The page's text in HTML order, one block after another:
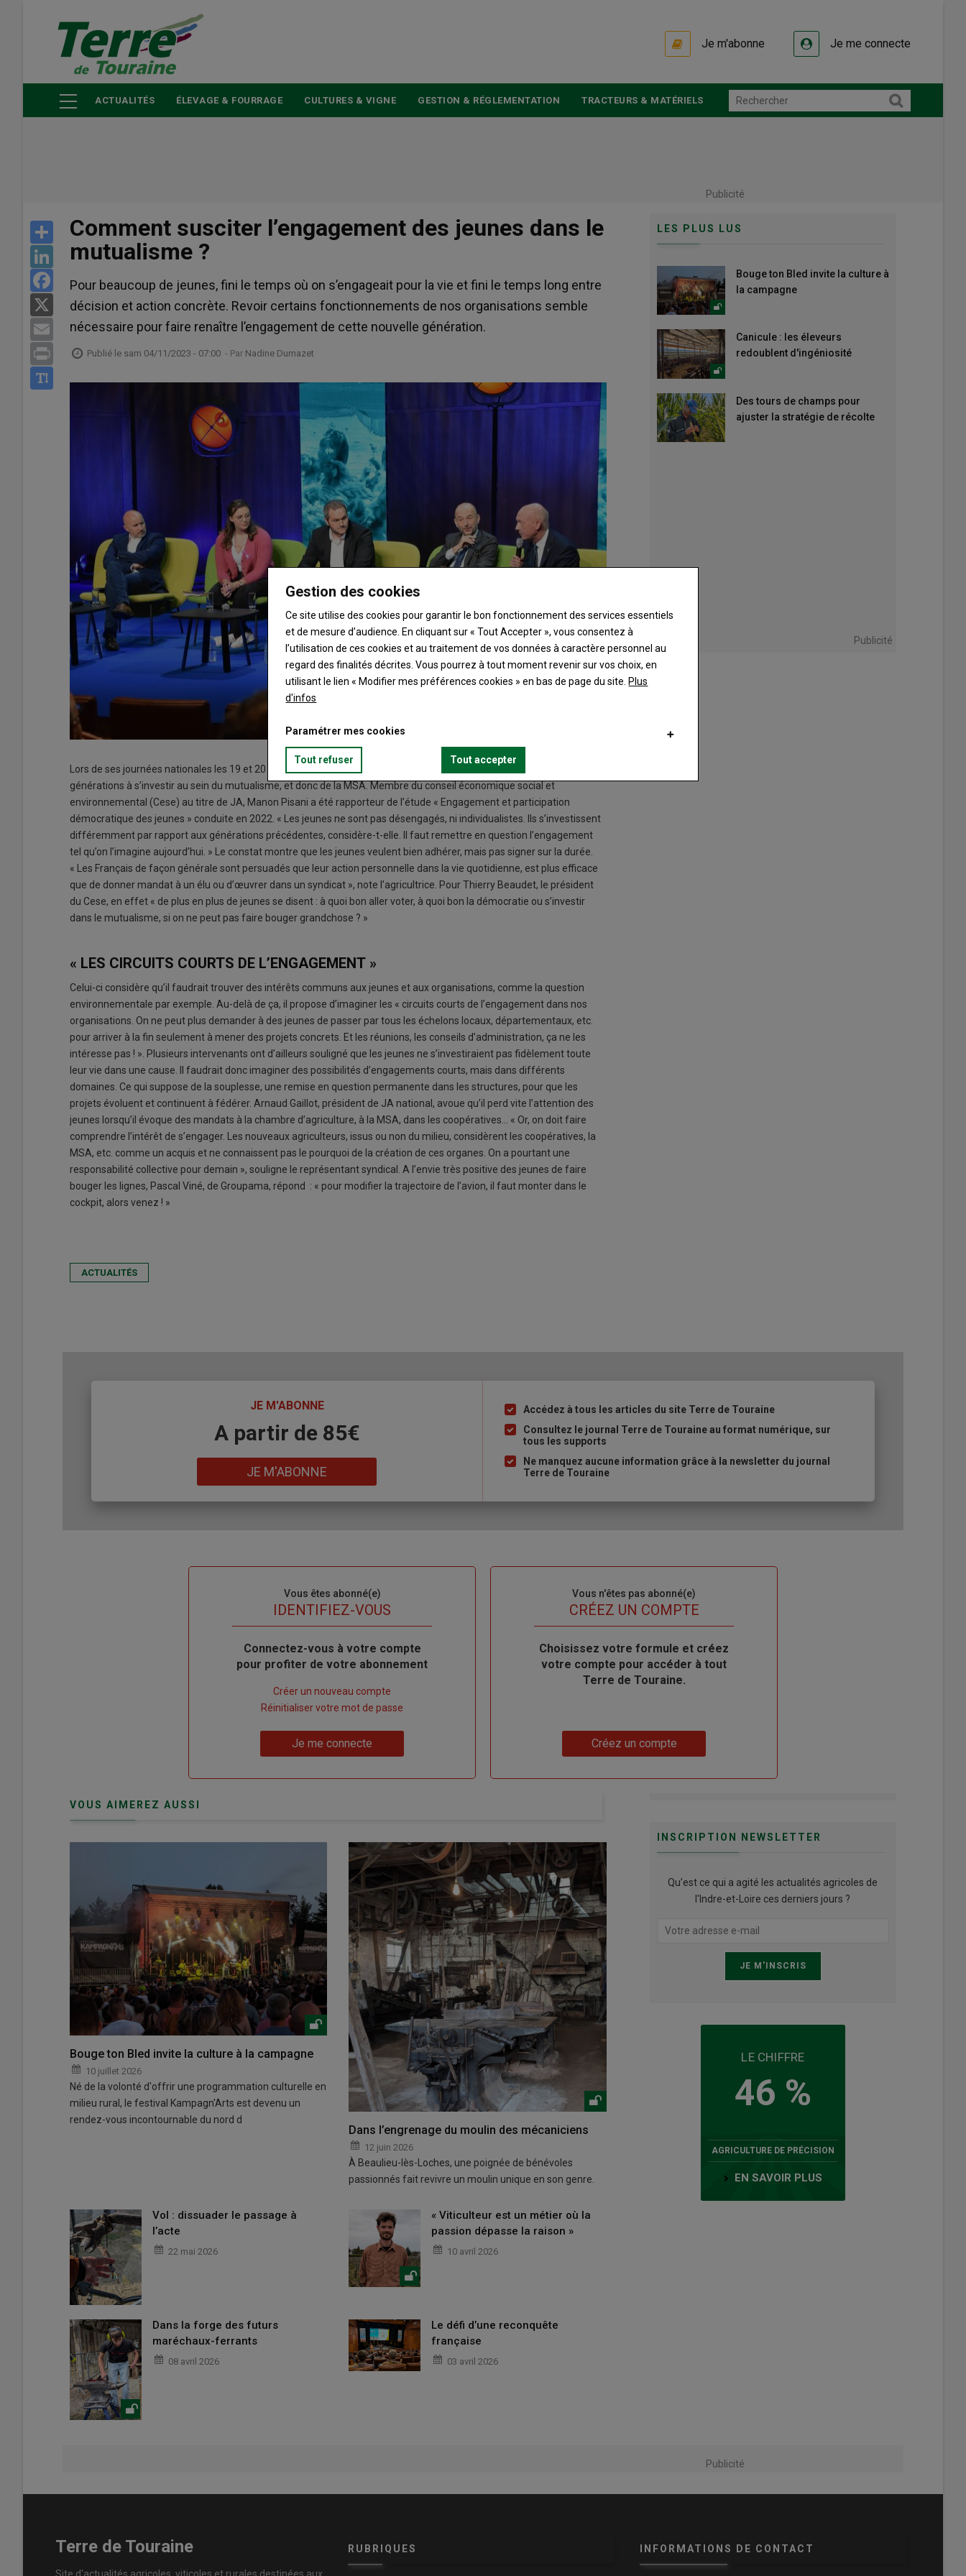
principal
Je m'abonne Je me connecte
ACTUALITÉS ÉLEVAGE & FOURRAGE CULTURES & VIGNE GESTION & RÉGLEMENTATION TRACTEURS & MATÉRIELS
Publicité
Share
LinkedIn
Facebook
Email
Print
Comment susciter l’engagement des jeunes dans le
mutualisme ?
Pour beaucoup de jeunes, fini le temps où on s’engageait pour la vie et fini le temps long entre
décision et action concrète. Revoir certains fonctionnements de nos organisations semble
nécessaire pour faire renaître l’engagement de cette nouvelle génération.
Publié le sam 04/11/2023 - 07:00 - Par Nadine Dumazet
Lors de ses journées nationales les 19 et 20 octobre à Tours, la MSA a planché sur les moyens d’inciter les jeunes
générations à s’investir au sein du mutualisme, et donc de la MSA. Membre du conseil économique social et
environnemental (Cese) au titre de JA, Manon Pisani a été rapporteur de l’étude « Engagement et participation
démocratique des jeunes » conduite en 2022. « Les jeunes ne sont pas désengagés, ni individualistes. Ils s’investissent
différemment par rapport aux générations précédentes, considère-t-elle. Il faut remettre en question l’engagement
tel qu’on l’imagine aujourd’hui. » Le constat montre que les jeunes veulent bien adhérer, mais pas signer sur la durée.
« Les Français de façon générale sont persuadés que leur action personnelle dans la vie quotidienne, est plus efficace
que de donner mandat à un élu ou d’œuvrer dans un syndicat », note l’agricultrice. Pour Thierry Beaudet, le président
du Cese, en effet « de plus en plus de jeunes se disent : à quoi bon aller voter, à quoi bon la démocratie ou s’investir
dans le mutualisme, si on ne peut pas faire bouger grandchose ? »
« LES CIRCUITS COURTS DE L’ENGAGEMENT »
Celui-ci considère qu’il faudrait trouver des intérêts communs aux jeunes et aux organisations, comme la question
environnementale par exemple. Au-delà de ça, il propose d’imaginer les « circuits courts de l’engagement dans nos
organisations. On ne peut plus demander à des jeunes de passer par tous les échelons locaux, départementaux, etc.
pour arriver à la fin seulement à mener des projets concrets. Et les réunions, les conseils d’administration, ça ne les
intéresse pas ! ». Plusieurs intervenants ont d’ailleurs souligné que les jeunes ne s’investiraient pas fidèlement toute
leur vie dans une cause. Il faudrait donc imaginer des possibilités d’engagements courts, mais dans différents
domaines. Ce qui suppose de la souplesse, une remise en question permanente dans les structures, pour que les
projets évoluent et continuent à fédérer. Arnaud Gaillot, président de JA national, avoue qu’il perd vite l’attention des
jeunes lorsqu’il évoque des mandats à la chambre d’agriculture, à la MSA, dans les coopératives… « Or, on doit faire
comprendre l’intérêt de s’engager. Les nouveaux agriculteurs, issus ou non du milieu, considèrent les coopératives, la
MSA, etc. comme un acquis et ne connaissent pas le pourquoi de la création de ces organes. On a pourtant une
responsabilité collective pour demain », souligne le représentant syndical. A l’envie très positive des jeunes de faire
bouger les lignes, Pascal Viné, de Groupama, répond : « pour modifier la trajectoire de l’avion, il faut monter dans le
cockpit, alors venez ! »
ACTUALITÉS
LES PLUS LUS
Bouge ton Bled invite la culture à
la campagne
Canicule : les éleveurs
redoublent d'ingéniosité
Des tours de champs pour
ajuster la stratégie de récolte
Publicité
JE M'ABONNE
A partir de 85€
JE M'ABONNE
Liste
à
puce
Accédez à tous les articles du site Terre de Touraine
Consultez le journal Terre de Touraine au format numérique, sur
tous les supports
Ne manquez aucune information grâce à la newsletter du journal
Terre de Touraine
Vous êtes abonné(e)
IDENTIFIEZ-VOUS
Body
Connectez-vous à votre compte
pour profiter de votre abonnement
compte"
Créer un nouveau compte
Réinitialiser votre mot de passe
Je me connecte
Vous n'êtes pas abonné(e)
TITRECRÉEZ UN COMPTE
Body
Choisissez votre formule et créez
votre compte pour accéder à tout
Terre de Touraine.
Créez un compte
VOUS AIMEREZ AUSSI
Bouge ton Bled invite la culture à la campagne
10 juillet 2026
Né de la volonté d'offrir une programmation culturelle en
milieu rural, le festival Kampagn'Arts est devenu un
rendez-vous incontournable du nord d
Dans l’engrenage du moulin des mécaniciens
12 juin 2026
À Beaulieu-lès-Loches, une poignée de bénévoles
passionnés fait revivre un moulin unique en son genre.
Vol : dissuader le passage à
l’acte
22 mai 2026
« Viticulteur est un métier où la
passion dépasse la raison »
10 avril 2026
Dans la forge des futurs
maréchaux-ferrants
08 avril 2026
Le défi d’une reconquête
française
03 avril 2026
INSCRIPTION NEWSLETTER
Qu’est ce qui a agité les actualités agricoles de
l'Indre-et-Loire ces derniers jours ?
LE CHIFFRE
46 %
AGRICULTURE DE PRÉCISION
EN SAVOIR PLUS
Publicité
Terre de Touraine RUBRIQUES INFORMATIONS DE CONTACT
Gestion des cookies
Ce site utilise des cookies pour garantir le bon fonctionnement des services essentiels
et de mesure d’audience. En cliquant sur « Tout Accepter », vous consentez à
l’utilisation de ces cookies et au traitement de vos données à caractère personnel au
regard des finalités décrites. Vous pourrez à tout moment revenir sur vos choix, en
utilisant le lien « Modifier mes préférences cookies » en bas de page du site. Plus
d'infos
Paramétrer mes cookies
Tout refuser Tout accepter